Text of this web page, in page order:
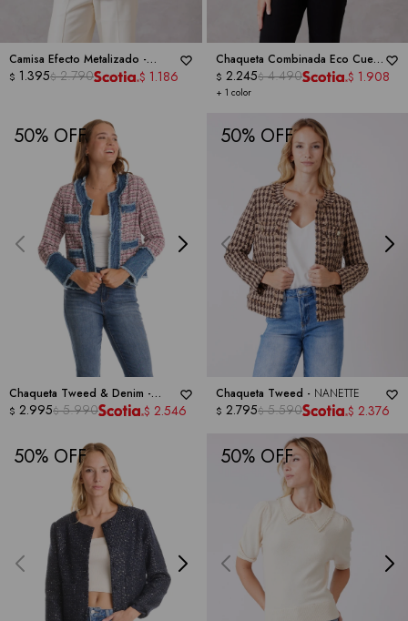
Camisa Efecto Metalizado -
NANETTE
$ 1.395$ 2.790 $ 1.186
Chaqueta Combinada Eco Cuero
- NANETTE
+ 1 color
$ 2.245$ 4.490 $ 1.908
50
Chaqueta Tweed & Denim -
NANETTE
$ 2.995$ 5.990 $ 2.546
50
Chaqueta Tweed - NANETTE
$ 2.795$ 5.590 $ 2.376
50 50